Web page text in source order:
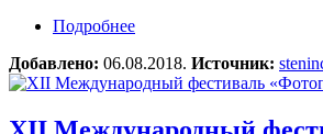
Подробнее
Добавлено: 06.08.2018. Источник: